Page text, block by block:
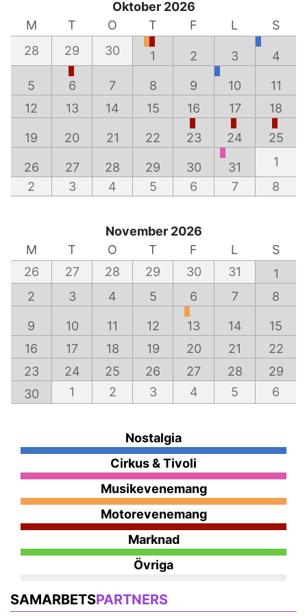
Oktober 2026
M
T O T F L
S
28
29 30 1 2 3 4
5 6 7 8 9 10
11
12
13 14 15 16 17 18
19 20 21 22 23 24 25
26 27 28 29 30 31
1
2
3 4 5 6 7 8
November 2026
M
T O T F L
S
26
27 28 29 30 31
1
2
3 4 5 6 7 8
9 10 11 12 13 14
15
16
17 18 19 20 21
22
23
24 25 26 27 28
29
30
1 2 3 4 5 6
Nostalgia
Cirkus & Tivoli
Musikevenemang
Motorevenemang
Marknad
Övriga
SAMARBETSPARTNERS